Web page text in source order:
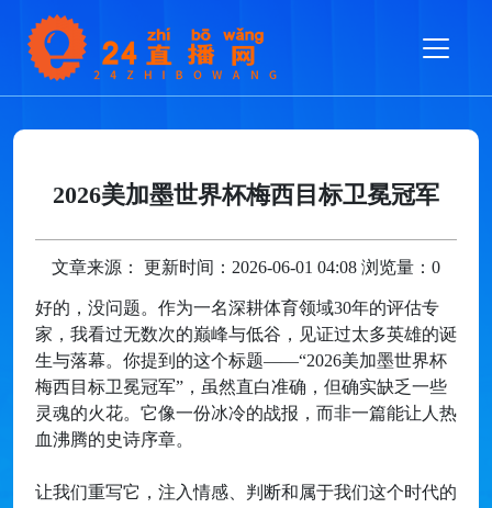
2026美加墨世界杯梅西目标卫冕冠军
文章来源： 更新时间：2026-06-01 04:08 浏览量：0
好的，没问题。作为一名深耕体育领域30年的评估专
家，我看过无数次的巅峰与低谷，见证过太多英雄的诞
生与落幕。你提到的这个标题——“2026美加墨世界杯
梅西目标卫冕冠军”，虽然直白准确，但确实缺乏一些
灵魂的火花。它像一份冰冷的战报，而非一篇能让人热
血沸腾的史诗序章。
让我们重写它，注入情感、判断和属于我们这个时代的